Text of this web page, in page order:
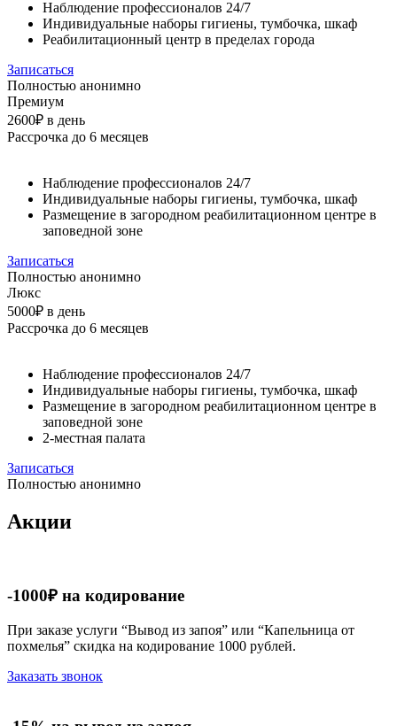
Наблюдение профессионалов 24/7
Индивидуальные наборы гигиены, тумбочка, шкаф
Реабилитационный центр в пределах города
Записаться
Полностью анонимно
Премиум
2600₽ в день
Рассрочка до 6 месяцев
Наблюдение профессионалов 24/7
Индивидуальные наборы гигиены, тумбочка, шкаф
Размещение в загородном реабилитационном центре в
заповедной зоне
Записаться
Полностью анонимно
Люкс
5000₽ в день
Рассрочка до 6 месяцев
Наблюдение профессионалов 24/7
Индивидуальные наборы гигиены, тумбочка, шкаф
Размещение в загородном реабилитационном центре в
заповедной зоне
2-местная палата
Записаться
Полностью анонимно
Акции
-1000₽ на кодирование
При заказе услуги “Вывод из запоя” или “Капельница от
похмелья” скидка на кодирование 1000 рублей.
Заказать звонок